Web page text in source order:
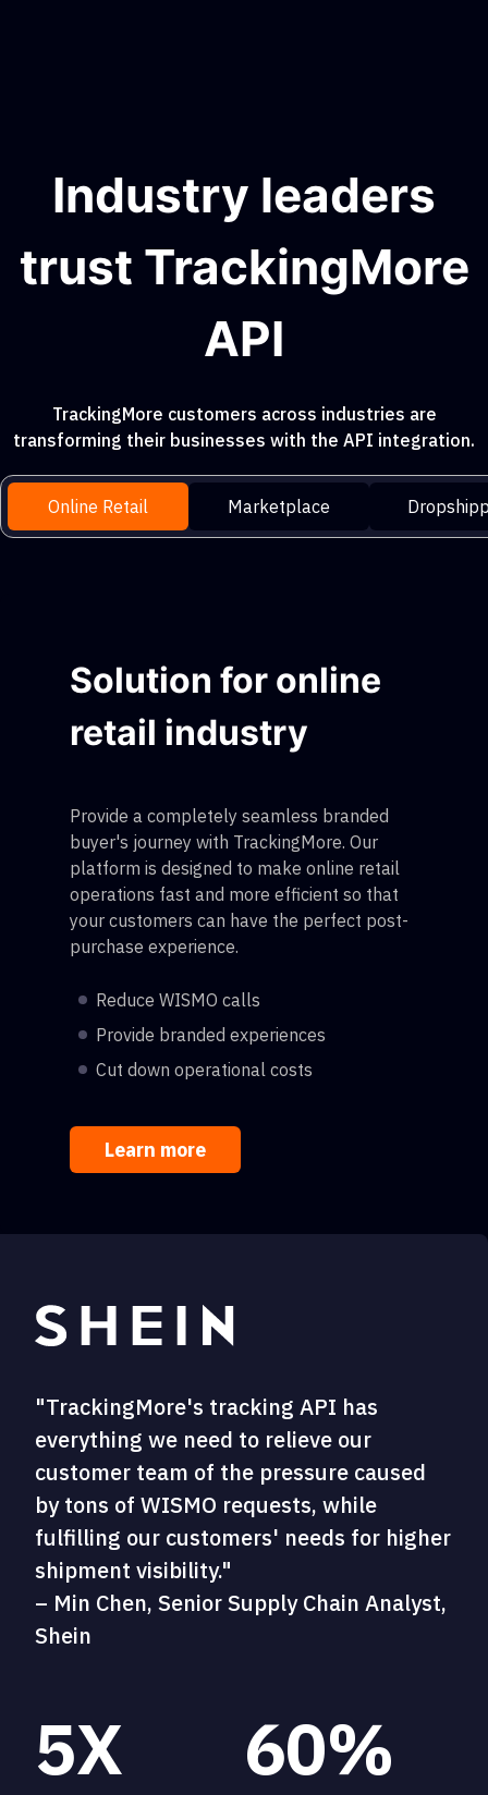
Industry leaders
trust TrackingMore
API
TrackingMore customers across industries are
transforming their businesses with the API integration.
Online Retail Marketplace
Solution for online
retail industry
Provide a completely seamless branded
buyer's journey with TrackingMore. Our
platform is designed to make online retail
operations fast and more efficient so that
your customers can have the perfect post-
purchase experience.
Reduce WISMO calls
Provide branded experiences
Cut down operational costs
Learn more
"TrackingMore's tracking API has
everything we need to relieve our
customer team of the pressure caused
by tons of WISMO requests, while
fulfilling our customers' needs for higher
shipment visibility."
– Min Chen, Senior Supply Chain Analyst,
Shein
5X 60%